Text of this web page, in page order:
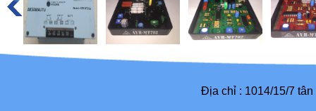
Địa chỉ : 1014/15/7 tân